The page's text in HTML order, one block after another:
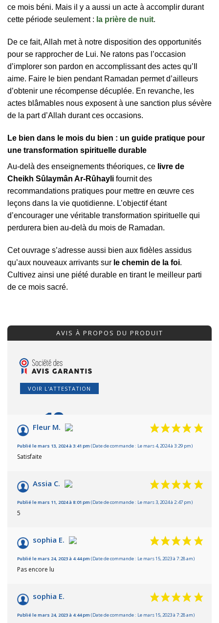
ce mois béni. Mais il y a aussi un acte à accomplir durant
cette période seulement : la prière de nuit.
De ce fait, Allah met à notre disposition des opportunités
pour se rapprocher de Lui. Ne ratons pas l’occasion
d’implorer son pardon en accomplissant des actes qu’Il
aime. Faire le bien pendant Ramadan permet d’ailleurs
d’obtenir une récompense décuplée. En revanche, les
actes blâmables nous exposent à une sanction plus sévère
de la part d’Allah durant ces occasions.
Le bien dans le mois du bien : un guide pratique pour
une transformation spirituelle durable
Au-delà des enseignements théoriques, ce livre de
Cheikh Sûlaymân Ar-Rûhayli fournit des
recommandations pratiques pour mettre en œuvre ces
leçons dans la vie quotidienne. L’objectif étant
d’encourager une véritable transformation spirituelle qui
perdurera bien au-delà du mois de Ramadan.
Cet ouvrage s’adresse aussi bien aux fidèles assidus
qu’aux nouveaux arrivants sur le chemin de la foi.
Cultivez ainsi une piété durable en tirant le meilleur parti
de ce mois sacré.
AVIS À PROPOS DU PRODUIT
VOIR L'ATTESTATION
10/10
Basé sur 4 avis
Fleur M.
Publié le mars 13, 2024 à 3:41 pm (Date de commande : Le mars 4, 2024 à 3:29 pm)
Satisfaite
Assia C.
Publié le mars 11, 2024 à 8:01 pm (Date de commande : Le mars 3, 2024 à 2:47 pm)
5
sophia E.
Publié le mars 24, 2023 à 4:44 pm (Date de commande : Le mars 15, 2023 à 7:28 am)
Pas encore lu
sophia E.
Publié le mars 24, 2023 à 4:44 pm (Date de commande : Le mars 15, 2023 à 7:28 am)